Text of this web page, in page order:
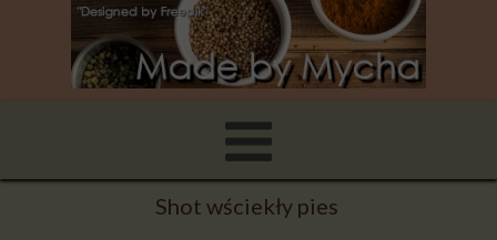
Shot wściekły pies